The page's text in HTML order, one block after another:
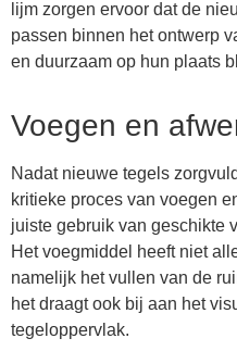
lijm zorgen ervoor dat de
passen binnen het ontwerp
en duurzaam op hun plaats
Voegen en
Nadat nieuwe tegels
kritieke proces van voegen
juiste gebruik van geschikte
Het voegmiddel heeft niet
namelijk het vullen van de
het draagt ook bij aan het
tegeloppervlak.